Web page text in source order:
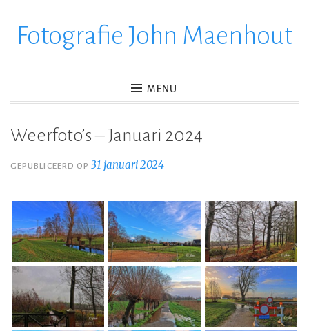
verderFotografie John Maenhout
MENU
Weerfoto’s – Januari 2024
GEPUBLICEERD OP31 januari 2024